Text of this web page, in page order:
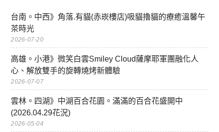
台南。中西》角落.有貓(赤崁樓店)吸貓擼貓的療癒溫馨午
茶時光
2026-07-20
高雄。小港》微笑白雲Smiley Cloud薩摩耶軍團融化人
心、解放雙手的旋轉燒烤新體驗
2026-07-07
雲林。四湖》中湖百合花園。滿滿的百合花盛開中
(2026.04.29花況)
2026-05-04